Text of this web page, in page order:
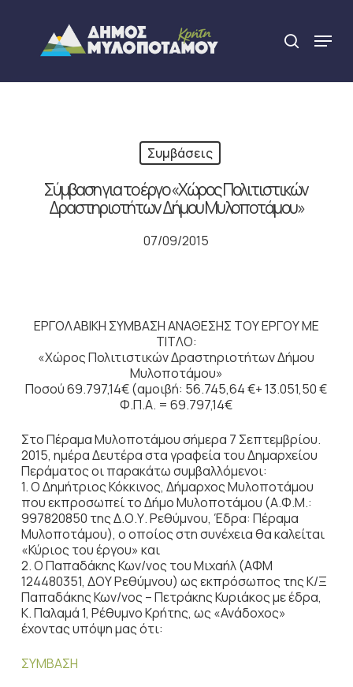
content
search
Menu
Συμβάσεις
Σύμβαση για το έργο «Χώρος Πολιτιστικών
Δραστηριοτήτων Δήμου Μυλοποτάμου»
07/09/2015
ΕΡΓΟΛΑΒΙΚΗ ΣΥΜΒΑΣΗ ΑΝΑΘΕΣΗΣ ΤΟΥ ΕΡΓΟΥ ΜΕ
ΤΙΤΛΟ:
«Χώρος Πολιτιστικών Δραστηριοτήτων Δήμου
Μυλοποτάμου»
Ποσού 69.797,14€ (αμοιβή: 56.745,64 €+ 13.051,50 €
Φ.Π.Α. = 69.797,14€
Στο Πέραμα Μυλοποτάμου σήμερα 7 Σεπτεμβρίου.
2015, ημέρα Δευτέρα στα γραφεία του Δημαρχείου
Περάματος οι παρακάτω συμβαλλόμενοι:
1. Ο Δημήτριος Κόκκινος, Δήμαρχος Μυλοποτάμου
που εκπροσωπεί το Δήμο Μυλοποτάμου (Α.Φ.Μ.:
997820850 της Δ.Ο.Υ. Ρεθύμνου, Έδρα: Πέραμα
Μυλοποτάμου), ο οποίος στη συνέχεια θα καλείται
«Κύριος του έργου» και
2. Ο Παπαδάκης Κων/νος του Μιχαήλ (ΑΦΜ
124480351, ΔΟΥ Ρεθύμνου) ως εκπρόσωπος της Κ/Ξ
Παπαδάκης Κων/νος – Πετράκης Κυριάκος με έδρα,
Κ. Παλαμά 1, Ρέθυμνο Κρήτης, ως «Ανάδοχος»
έχοντας υπόψη μας ότι:
ΣΥΜΒΑΣΗ
Close